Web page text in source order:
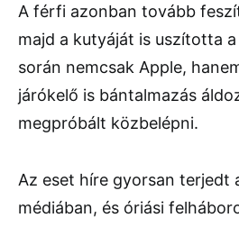
A férfi azonban tovább
majd a kutyáját is uszította
során nemcsak Apple,
járókelő is bántalmazás
megpróbált közbelépni.
Az eset híre gyorsan terjedt
médiában, és óriási